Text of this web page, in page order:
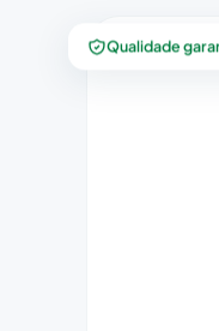
Qualidade